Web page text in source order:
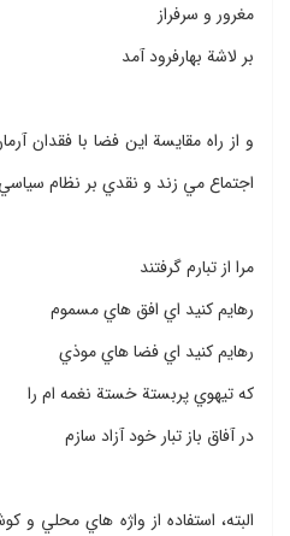
مغرور و سرفراز
بر لاشة بهارفرود آمد
و از راه مقايسة اين فضا با فقدان
اجتماع مي زند و نقدي بر نظام
مرا از تبارم گرفتند
رهايم كنيد اي افق هاي مسموم
رهايم كنيد اي فضا هاي موذي
كه تيهوي پربستة خستة نغمه ام را
در آفاق باز تبار خود آزاد سازم
البته، استفاده از واژه هاي